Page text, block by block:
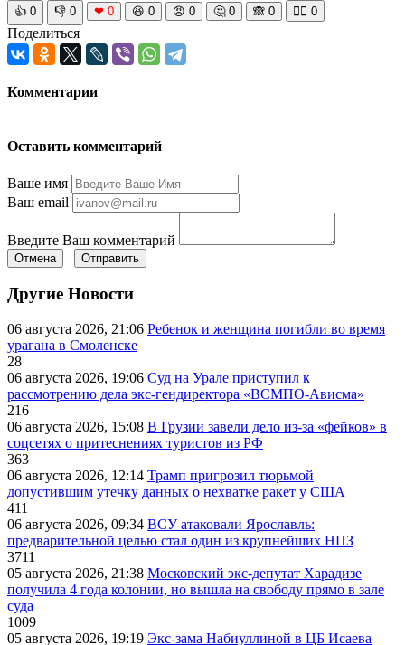
👍 0 👎 0 ❤ 0 😆 0 😡 0 🤔 0 🙈 0 🧘‍♀️ 0
Поделиться
Комментарии
Оставить комментарий
Ваше имя
Ваш email
Введите Ваш комментарий
Отмена Отправить
Другие Новости
06 августа 2026, 21:06 Ребенок и женщина погибли во время
урагана в Смоленске
28
06 августа 2026, 19:06 Суд на Урале приступил к
рассмотрению дела экс-гендиректора «ВСМПО-Ависма»
216
06 августа 2026, 15:08 В Грузии завели дело из-за «фейков» в
соцсетях о притеснениях туристов из РФ
363
06 августа 2026, 12:14 Трамп пригрозил тюрьмой
допустившим утечку данных о нехватке ракет у США
411
06 августа 2026, 09:34 ВСУ атаковали Ярославль:
предварительной целью стал один из крупнейших НПЗ
3711
05 августа 2026, 21:38 Московский экс-депутат Харадизе
получила 4 года колонии, но вышла на свободу прямо в зале
суда
1009
05 августа 2026, 19:19 Экс-зама Набиуллиной в ЦБ Исаева